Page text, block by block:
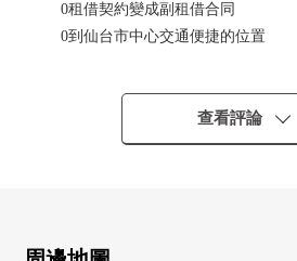
0租借契約變成副租借合同
0到仙台市中心交通便捷的位置
0在步行10分鐘的範圍以內生活便利
內)的比例是且尚未扣除所有需要維持
查看評論